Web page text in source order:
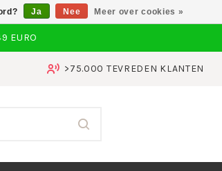
>75.000 TEVREDEN KLANTEN
Ja Nee Meer over cookies »